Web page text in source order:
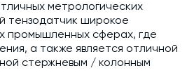
под любой завод
безопасности
заводов и производств
метрологических
тензодатчик широкое
промышленных сферах, где
а также является отличной
стержневым / колонным